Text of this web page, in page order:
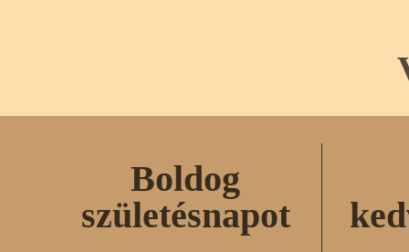
Boldog
születésnapot